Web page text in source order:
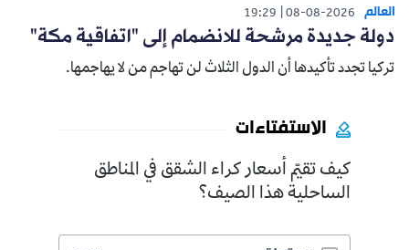
العالم 08-08-2026
19:29
دولة جديدة مرشحة للانضمام إلى "اتفاقية مكة"
تركيا تجدد تأكيدها أن الدول الثلاث لن تهاجم من لا يهاجمها.
الاستفتاءات
كيف تقيّم أسعار كراء الشقق في المناطق
الساحلية هذا الصيف؟